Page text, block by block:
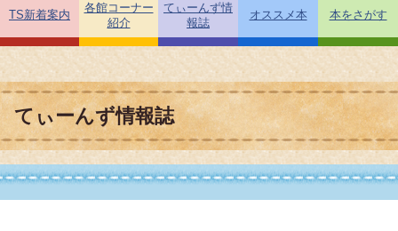
てぃーんず情報誌
TS新着案内
各館コーナー
紹介
てぃーんず情
報誌
オススメ本 本をさがす